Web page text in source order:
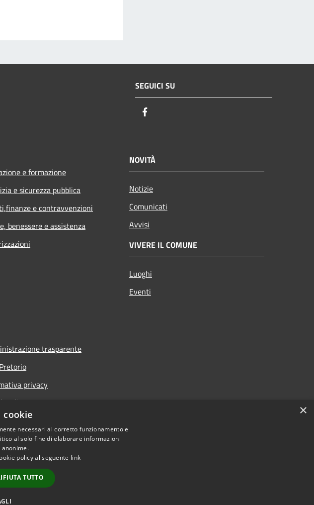
SEGUICI SU
e formazione
e sicurezza pubblica
e contravvenzioni
benessere e assistenza
NOVITÀ
Notizie
Comunicati
Avvisi
VIVERE IL COMUNE
Luoghi
Eventi
trasparente
privacy
legali
di accessibilità
PNRR
© 2026 • Comune di Melegnano • Powered by
×
cookie
necessari al corretto funzionamento e
al solo fine di elaborare informazioni
policy al seguente link
TUTTO